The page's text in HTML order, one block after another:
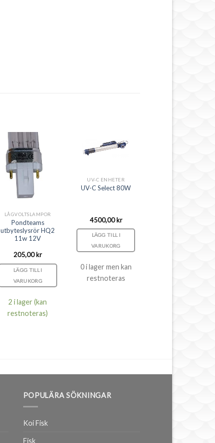
LÅGVOLTSLAMPOR
Pondteams
utbyteslysrör HQ2
11w 12V
205,00kr
LÄGG TILL I
VARUKORG
2 i lager (kan
restnoteras)
UV-C ENHETER
UV-C Select 80W
4500,00kr
LÄGG TILL I
VARUKORG
0 i lager men kan
restnoteras
POPULÄRA SÖKNINGAR
Koi Fisk
Fisk